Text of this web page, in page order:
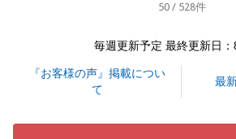
新生活が充実した良いもののなりま
50 / 528件
毎週更新予定 最終更新日：
『お客様の声』掲載につい
て
最